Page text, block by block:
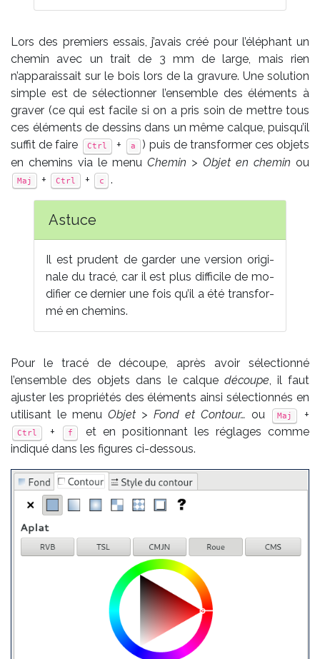
Lors des premiers essais, j’avais créé pour l’éléphant un
chemin avec un trait de 3 mm de large, mais rien
n’apparaissait sur le bois lors de la gravure. Une solution
simple est de sélectionner l’ensemble des éléments à
graver (ce qui est facile si on a pris soin de mettre tous
ces éléments de dessins dans un même calque, puisqu’il
suffit de faire
Ctrl + a
) puis de transformer ces objets
en chemins via le menu Chemin > Objet en chemin ou
Maj + Ctrl + c .
As­tuce
Il est pru­dent de gar­der une ver­sion ori­gi­
nale du tra­cé, car il est plus dif­fi­cile de mo­
di­fier ce der­nier une fois qu’il a été trans­for­
mé en che­mins.
Pour le tracé de découpe, après avoir sélectionné
l’ensemble des objets dans le calque découpe , il faut
ajuster les propriétés des éléments ainsi sélectionnés en
utilisant le menuObjet > Fond et Contour… ou Maj +
Ctrl + f
et en positionnant les réglages comme
indiqué dans les figures ci-dessous.